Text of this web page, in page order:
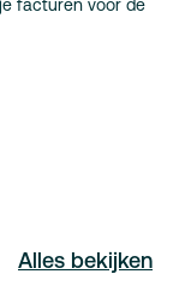
facturen voor de
Alles bekijken